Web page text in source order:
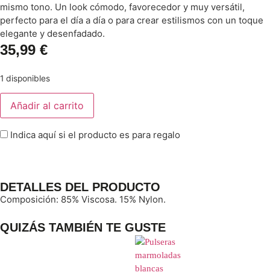
mismo tono. Un look cómodo, favorecedor y muy versátil,
perfecto para el día a día o para crear estilismos con un toque
elegante y desenfadado.
35,99 €
1 disponibles
Añadir al carrito
Indica aquí si el producto es para regalo
DETALLES DEL PRODUCTO
Composición: 85% Viscosa. 15% Nylon.
QUIZÁS TAMBIÉN TE GUSTE